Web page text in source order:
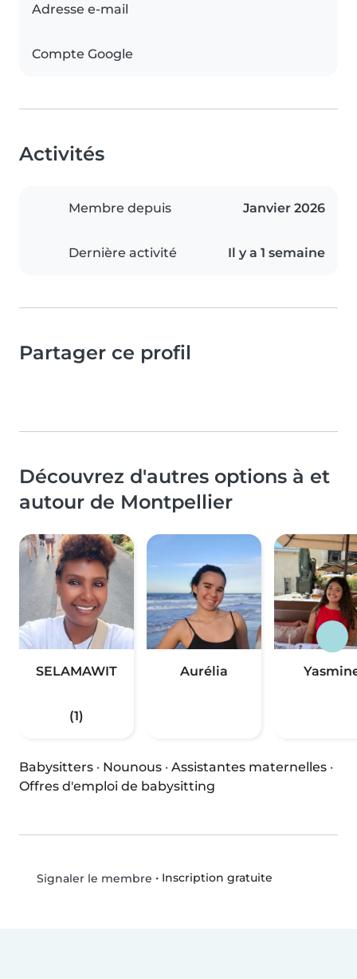
Adresse e-mail
Compte Google
Activités
Membre depuis Janvier 2026
Dernière activité Il y a 1 semaine
Partager ce profil
Découvrez d'autres options à et
autour de Montpellier
SELAMAWIT
(1)
Aurélia
Babysitters · Nounous · Assistantes maternelles ·
Offres d'emploi de babysitting
Signaler le membre • Inscription gratuite